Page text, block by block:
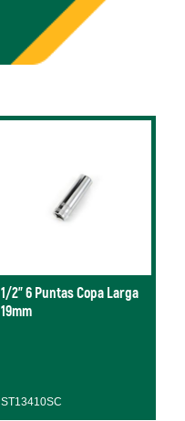
1/2" 6 Puntas Copa Larga
19mm
ST13410SC